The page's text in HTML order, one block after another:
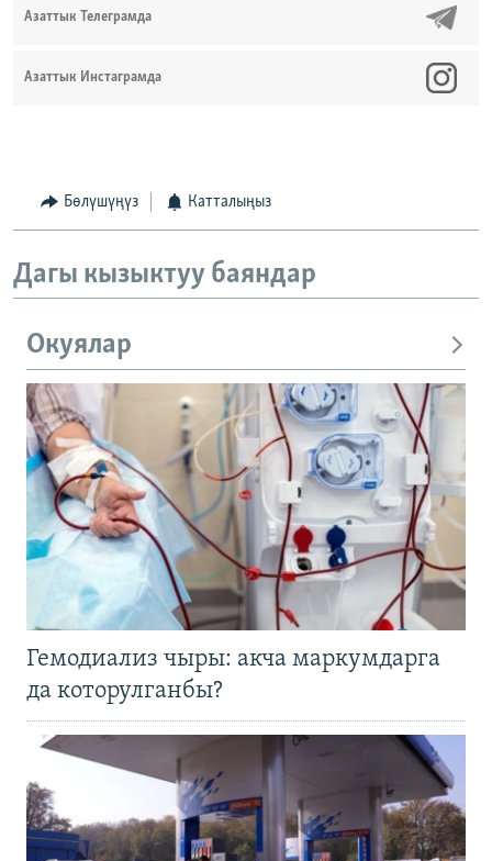
Азаттык Телеграмда
Азаттык Инстаграмда
Бөлүшүңүз Катталыңыз
Дагы кызыктуу баяндар
Окуялар
Гемодиализ чыры: акча маркумдарга
да которулганбы?